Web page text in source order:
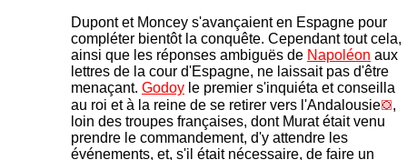
Dupont et Moncey s'avançaient en Espagne pour
compléter bientôt la conquête. Cependant tout cela,
ainsi que les réponses ambiguës de Napoléon aux
lettres de la cour d'Espagne, ne laissait pas d'être
menaçant. Godoy le premier s'inquiéta et conseilla
au roi et à la reine de se retirer vers l'Andalousie
,
loin des troupes françaises, dont Murat était venu
prendre le commandement, d'y attendre les
événements, et, s'il était nécessaire, de faire un